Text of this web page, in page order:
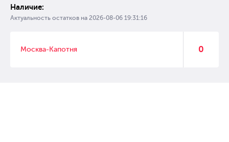
Наличие:
Актуальность остатков на 2026-08-06 19:31:16
Москва-Капотня 0